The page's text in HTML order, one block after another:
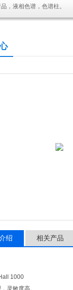
，液相色谱，色谱柱。
绍 相关产品
1000
灵敏度高。